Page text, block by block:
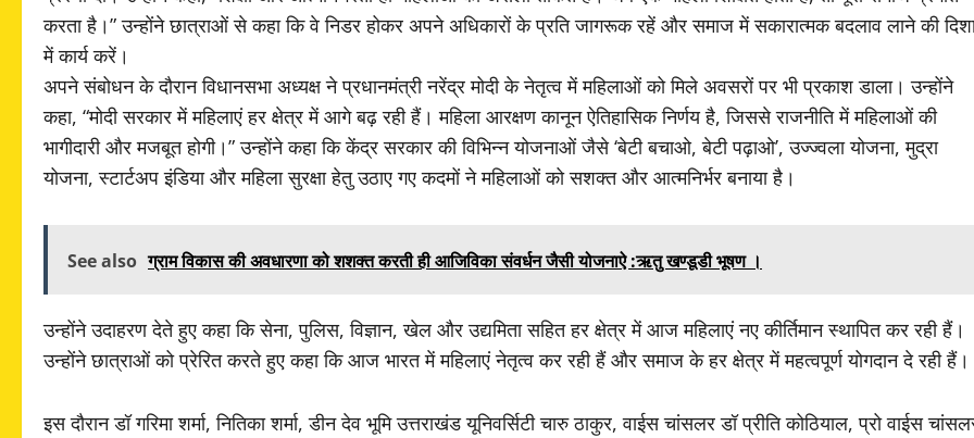
करता है।” उन्होंने छात्राओं से कहा कि वे निडर होकर अपने अधिकारों के प्रति जागरूक रहें और समाज में सकारात्मक बदलाव लाने की
में कार्य करें।
अपने संबोधन के दौरान विधानसभा अध्यक्ष ने प्रधानमंत्री नरेंद्र मोदी के नेतृत्व में महिलाओं को मिले अवसरों पर भी प्रकाश डाला। उन्होंने
कहा, “मोदी सरकार में महिलाएं हर क्षेत्र में आगे बढ़ रही हैं। महिला आरक्षण कानून ऐतिहासिक निर्णय है, जिससे राजनीति में महिलाओं की
भागीदारी और मजबूत होगी।” उन्होंने कहा कि केंद्र सरकार की विभिन्न योजनाओं जैसे ‘बेटी बचाओ, बेटी पढ़ाओ’, उज्ज्वला योजना, मुद्रा
योजना, स्टार्टअप इंडिया और महिला सुरक्षा हेतु उठाए गए कदमों ने महिलाओं को सशक्त और आत्मनिर्भर बनाया है।
See also ग्राम विकास की अवधारणा को शशक्त करती ही आजिविका संवर्धन जैसी योजनाऐ :ऋतु खण्डूडी भूषण ।
उन्होंने उदाहरण देते हुए कहा कि सेना, पुलिस, विज्ञान, खेल और उद्यमिता सहित हर क्षेत्र में आज महिलाएं नए कीर्तिमान स्थापित कर रही हैं।
उन्होंने छात्राओं को प्रेरित करते हुए कहा कि आज भारत में महिलाएं नेतृत्व कर रही हैं और समाज के हर क्षेत्र में महत्वपूर्ण योगदान दे रही हैं।
इस दौरान डॉ गरिमा शर्मा, नितिका शर्मा, डीन देव भूमि उत्तराखंड यूनिवर्सिटी चारु ठाकुर, वाईस चांसलर डॉ प्रीति कोठियाल, प्रो वाईस